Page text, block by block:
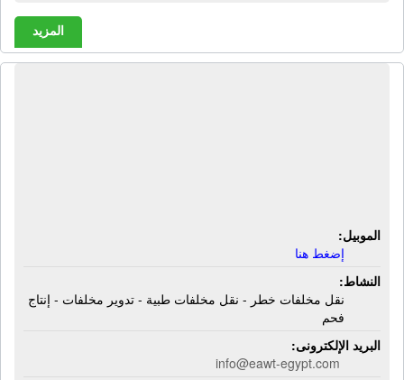
المزيد
الموبيل:
إضغط هنا
النشاط:
نقل مخلفات خطر - نقل مخلفات طبية - تدوير مخلفات - إنتاج
فحم
البريد الإلكترونى:
info@eawt-egypt.com